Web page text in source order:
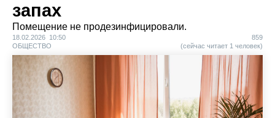
запах
Помещение не продезинфицировали.
18.02.2026 10:50
ОБЩЕСТВО
859
(сейчас читает 1 человек)